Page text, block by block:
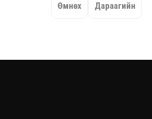
Өмнөх Дараагийн